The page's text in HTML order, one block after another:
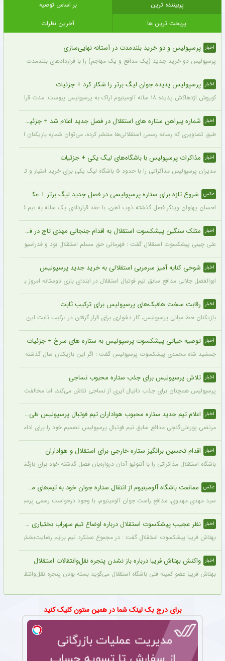
پربیننده ترین
بر اساس توصیه
پربحث ترین ها
آخرین نظرات
اخبار پرسپولیس و دو خرید بلندمدت در آستانه نهایی‌سازی
پرسپولیس دو خرید جدید (یک مدافع و یک مهاجم) را با قراردادهای بلندمدت نهایی کرده
اخبار پرسپولیس پدیده جوان لیگ برتر را شکار کرد + جزئیات
کوروش اژدهاکش پدیده ۱۸ ساله آلومینیوم اراک به پرسپولیس پیوست. مدت قرارداد اژدهاکش با پرسپولیس به مدت ۴ سال است.
اخبار شماره پیراهن ستاره های استقلال در فصل جدید اعلام شد + جزئیات
طبق تصاویری که رسانه رسمی استقلالی‌ها منتشر کرده، می‌توان شماره بازیکنان این
اخبار مذاکرات پرسپولیس با باشگاه‌های لیگ یکی + جزئیات
مدیران پرسپولیس مذاکراتی را با حدود ۵ باشگاه لیگ یکی برای خرید امتیاز و تشکیل تیم «ب» آغاز کرده‌اند.
عکس شروع تازه برای ستاره پرسپولیسی در فصل جدید لیگ برتر + عکس
احسان پهلوان وینگر فصل گذشته ذوب آهن، با عقد قراردادی یک ساله به تیم فجر
اخبار متلک سنگین پیشکسوت استقلال به اقدام جنجالی مهدی تاج در فدراسیون فوتبال
علی چینی پیشکسوت استقلال گفت : قهرمانی حق مسلم استقلال بود و فدراسیون باید آن
اخبار شوخی کنایه آمیز سرمربی استقلالی به خرید جدید پرسپولیس
ابوالفضل جلالی مدافع سابق تیم فوتبال استقلال در ابتدای بازی دوستانه امروز با
اخبار رقابت سخت هافبک‌های پرسپولیس برای ترکیب ثابت
بازیکنان خط میانی پرسپولیس، کار دشواری برای قرار گرفتن در ترکیب ثابت این تیم
اخبار توصیه حیاتی پیشکسوت پرسپولیس به ستاره های سرخ + جزئیات
جمشید شاه محمدی پیشکسوت پرسپولیس گفت : اگر این بازیکنان سال گذشته و سال‌های
اخبار تلاش پرسپولیس برای جذب ستاره محبوب نساجی
پرسپولیس همچنان برای جذب دانیال ایری از نساجی تلاش می‌کند، اما مخالفت
اخبار اعلام تیم جدید ستاره محبوب هواداران تیم فوتبال پرسپولیس طی ۴۸ ساعت آینده
مرتضی پورعلی‌گنجی مدافع سابق تیم فوتبال پرسپولیس تصمیم خود را برای ادامه
اخبار اقدام تحسین برانگیز ستاره خارجی برای استقلال و هواداران
باشگاه استقلال مذاکراتی را با آنتونیو آدان دروازه‌بان فصل گذشته خود برای بازگشت یه
عکس ممانعت باشگاه آلومینیوم از انتقال ستاره جوان خود به تیم‌های مدعی + عکس
سید مهدی مهدوی، مدافع راست جوان آلومینیوم، با وجود درخواست رسمی پرسپولیس،
اخبار نظر عجیب پیشکسوت استقلال درباره اوضاع تیم سهراب بختیاری زاده + جزئیات
بهتاش فریبا پیشکسوت استقلال گفت : در مجموع عملکرد تیم برایم رضایت‌بخش بود.
اخبار واکنش بهتاش فریبا درباره باز نشدن پنجره نقل‌وانتقالات استقلال
بهتاش فریبا عضو کمیته فنی باشگاه استقلال می‌گوید بسته بودن پنجره
برای درج بک لینک شما در همین ستون کلیک کنید